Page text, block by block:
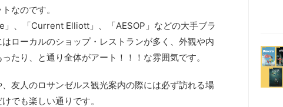
なのです。
、「Current Elliott」、「AESOP」などの大手ブラ
ローカルのショップ・レストランが多く、外観や内
たり、と通り全体がアート！！！な雰囲気です。
友人のロサンゼルス観光案内の際には必ず訪れる場
でも楽しい通りです。